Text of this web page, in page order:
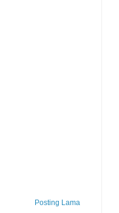
Posting Lama